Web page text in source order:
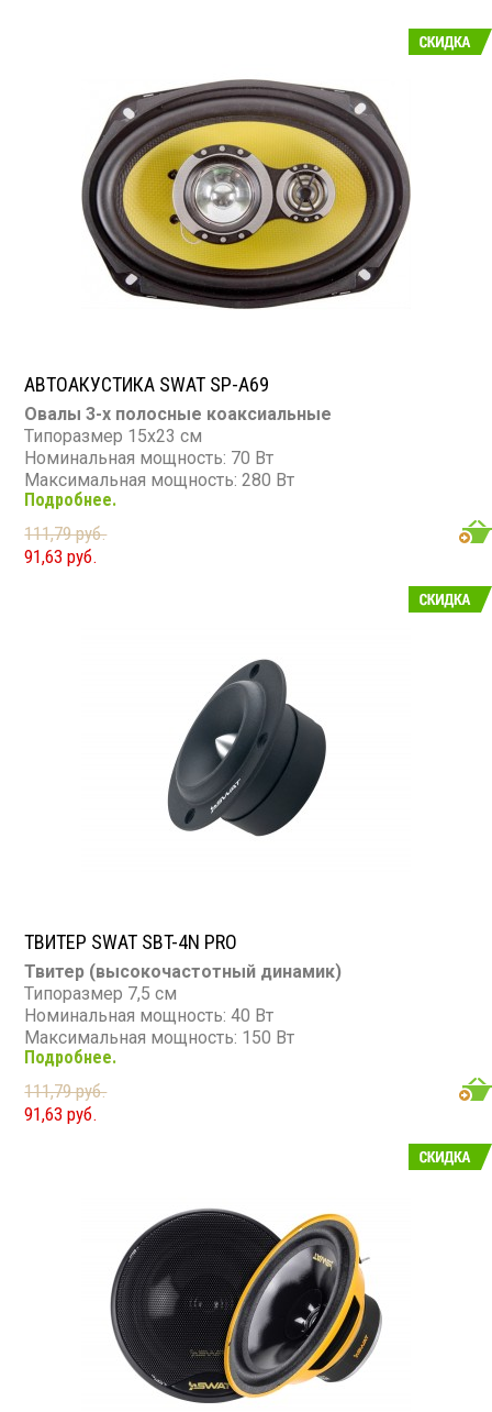
АВТОАКУСТИКА SWAT SP-A69
Овалы 3-х полосные коаксиальные
Типоразмер 15х23 см
Номинальная мощность: 70 Вт
Максимальная мощность: 280 Вт
Диапазон частот: 50 - 20 000 Гц
Чувствительность: 90 дБ
Сопротивление: 4 Ом
Подробнее.
111,79 руб.
91,63 руб.
ТВИТЕР SWAT SBT-4N PRO
Твитер (высокочастотный динамик)
Типоразмер 7,5 см
Номинальная мощность: 40 Вт
Максимальная мощность: 150 Вт
Диапазон частот: 5 000 - 20 000 Гц
Чувствительность: 105 дБ
Сопротивление: 4 Ом
Подробнее.
111,79 руб.
91,63 руб.